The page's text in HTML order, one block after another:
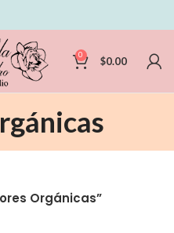
0 $0.00
Orgánicas”